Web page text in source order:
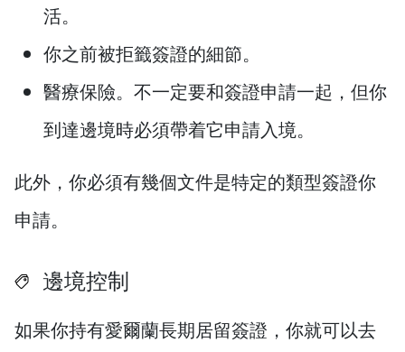
活。
你之前被拒籤簽證的細節。
醫療保險。不一定要和簽證申請一起，但你
到達邊境時必須帶着它申請入境。
此外，你必須有幾個文件是特定的類型簽證你
申請。
邊境控制
如果你持有愛爾蘭長期居留簽證，你就可以去